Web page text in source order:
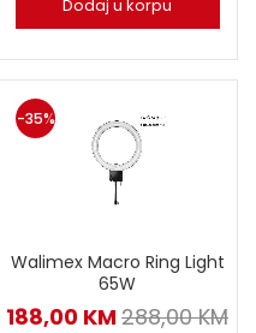
Dodaj u korpu
-35%
Walimex Macro Ring Light
65W
188,00 KM288,00KM